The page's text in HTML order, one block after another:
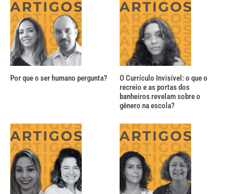
Por que o ser humano pergunta?
O Currículo Invisível: o que o
recreio e as portas dos
banheiros revelam sobre o
gênero na escola?